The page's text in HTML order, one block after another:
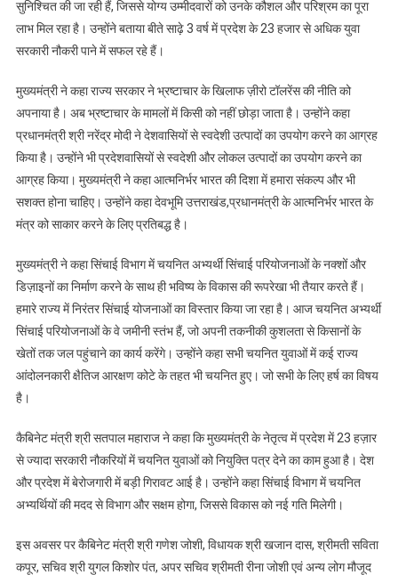
करने
का
आवाहन
सुनिश्चित की जा रही हैं, जिससे योग्य उम्मीदवारों को उनके कौशल और परिश्रम का पूरा
लाभ मिल रहा है। उन्होंने बताया बीते साढ़े 3 वर्ष में प्रदेश के 23 हजार से अधिक युवा
सरकारी नौकरी पाने में सफल रहे हैं।
मुख्यमंत्री ने कहा राज्य सरकार ने भ्रष्टाचार के खिलाफ ज़ीरो टॉलरेंस की नीति को
अपनाया है। अब भ्रष्टाचार के मामलों में किसी को नहीं छोड़ा जाता है। उन्होंने कहा
प्रधानमंत्री श्री नरेंद्र मोदी ने देशवासियों से स्वदेशी उत्पादों का उपयोग करने का आग्रह
किया है। उन्होंने भी प्रदेशवासियों से स्वदेशी और लोकल उत्पादों का उपयोग करने का
आग्रह किया। मुख्यमंत्री ने कहा आत्मनिर्भर भारत की दिशा में हमारा संकल्प और भी
सशक्त होना चाहिए। उन्होंने कहा देवभूमि उत्तराखंड,प्रधानमंत्री के आत्मनिर्भर भारत के
मंत्र को साकार करने के लिए प्रतिबद्ध है।
मुख्यमंत्री ने कहा सिंचाई विभाग में चयनित अभ्यर्थी सिंचाई परियोजनाओं के नक्शों और
डिज़ाइनों का निर्माण करने के साथ ही भविष्य के विकास की रूपरेखा भी तैयार करते हैं।
हमारे राज्य में निरंतर सिंचाई योजनाओं का विस्तार किया जा रहा है। आज चयनित अभ्यर्थी
सिंचाई परियोजनाओं के वे जमीनी स्तंभ हैं, जो अपनी तकनीकी कुशलता से किसानों के
खेतों तक जल पहुंचाने का कार्य करेंगे। उन्होंने कहा सभी चयनित युवाओं में कई राज्य
आंदोलनकारी क्षैतिज आरक्षण कोटे के तहत भी चयनित हुए। जो सभी के लिए हर्ष का विषय
है।
कैबिनेट मंत्री श्री सतपाल महाराज ने कहा कि मुख्यमंत्री के नेतृत्व में प्रदेश में 23 हज़ार
से ज्यादा सरकारी नौकरियों में चयनित युवाओं को नियुक्ति पत्र देने का काम हुआ है। देश
और प्रदेश में बेरोजगारी में बड़ी गिरावट आई है। उन्होंने कहा सिंचाई विभाग में चयनित
अभ्यर्थियों की मदद से विभाग और सक्षम होगा, जिससे विकास को नई गति मिलेगी।
इस अवसर पर कैबिनेट मंत्री श्री गणेश जोशी, विधायक श्री खजान दास, श्रीमती सविता
कपूर, सचिव श्री युगल किशोर पंत, अपर सचिव श्रीमती रीना जोशी एवं अन्य लोग मौजूद